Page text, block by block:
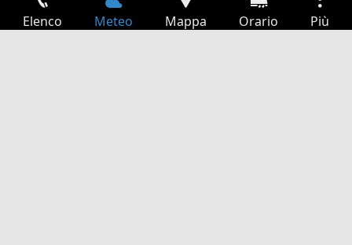
Elenco Meteo Mappa Orario Più